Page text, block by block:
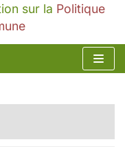
sur la Politique